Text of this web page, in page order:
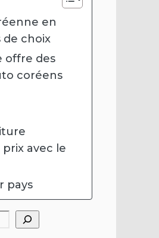
en
de choix
offre des
coréens
avec le
pays